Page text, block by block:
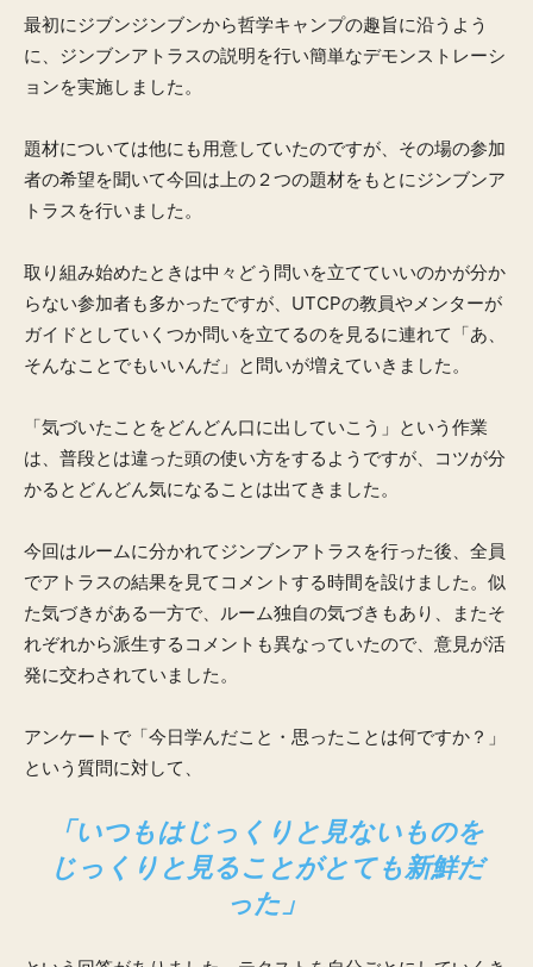
最初にジブンジンブンから哲学キャンプの趣旨に沿うよう
に、ジンブンアトラスの説明を行い簡単なデモンストレーシ
ョンを実施しました。
題材については他にも用意していたのですが、その場の参加
者の希望を聞いて今回は上の２つの題材をもとにジンブンア
トラスを行いました。
取り組み始めたときは中々どう問いを立てていいのかが分か
らない参加者も多かったですが、UTCPの教員やメンターが
ガイドとしていくつか問いを立てるのを見るに連れて「あ、
そんなことでもいいんだ」と問いが増えていきました。
「気づいたことをどんどん口に出していこう」という作業
は、普段とは違った頭の使い方をするようですが、コツが分
かるとどんどん気になることは出てきました。
今回はルームに分かれてジンブンアトラスを行った後、全員
でアトラスの結果を見てコメントする時間を設けました。似
た気づきがある一方で、ルーム独自の気づきもあり、またそ
れぞれから派生するコメントも異なっていたので、意見が活
発に交わされていました。
アンケートで「今日学んだこと・思ったことは何ですか？」
という質問に対して、
「いつもはじっくりと見ないものを
じっくりと見ることがとても新鮮だ
った」